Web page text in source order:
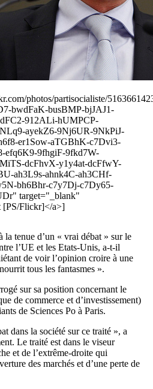
photos/partisocialiste/
bwdFaK-busBMP-bjJAJ1-
912ALi-hUMPCP-
ayekZ6-9Nj6UR-9NkPiJ-
er1Sow-aTGBhK-c7Dvi3-
efq6K9-9fhgiF-9fkd7W-
dcFhvX-y1y4at-dcFfwY-
ah3L9s-ahnk4C-ah3CHf-
bh6Bhr-c7y7Dj-c7Dy65-
target="_blank"
[PS/Flickr]</a>]
la tenue d’un « vrai débat » sur le
l’UE et les Etats-Unis, a-t-il
de voir l’opinion croire à une
tous les fantasmes ».
sur sa position concernant le
de commerce et d’investissement)
de Sciences Po à Paris.
dans la société sur ce traité », a
Le traité est dans le viseur
et de l’extrême-droite qui
des marchés et d’une perte de